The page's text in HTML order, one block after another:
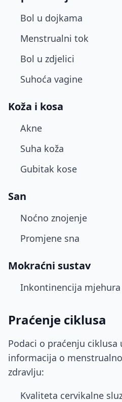
Bol u dojkama
Menstrualni tok
Bol u zdjelici
Suhoća vagine
Koža i kosa
Akne
Suha koža
Gubitak kose
San
Noćno znojenje
Promjene sna
Mokraćni sustav
Inkontinencija mjehura
Praćenje ciklusa
Podaci o praćenju
informacija o
zdravlju:
Kvaliteta cervikalne